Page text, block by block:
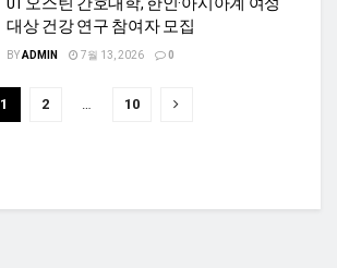
대상 건강 연구 참여자 모집
BYADMIN 7월 13, 2026 0
1 2 10